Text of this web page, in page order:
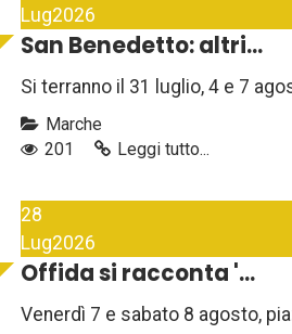
Lug2026
San Benedetto: altri...
Si terranno il 31 luglio, 4 e 7
Marche
201
Leggi tutto...
28
Lug2026
Offida si racconta '...
Venerdì 7 e sabato 8 agosto,